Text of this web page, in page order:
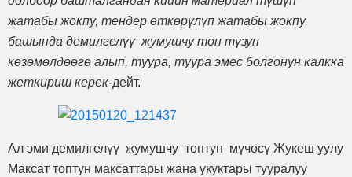
жатабы жокпу, тендер өткөрүлүп жатабы жокпу,
башында демилгелүү жумушчу топ түзуп
көзөмөлдөөгө алып, туура, туура эмес болгонун калкка
жеткириш керек-дейт.
Ал эми демилгелүү жумушчу топтун мүчөсү Жукеш уулу
Максат топтун максаттары жана укуктары тууралуу